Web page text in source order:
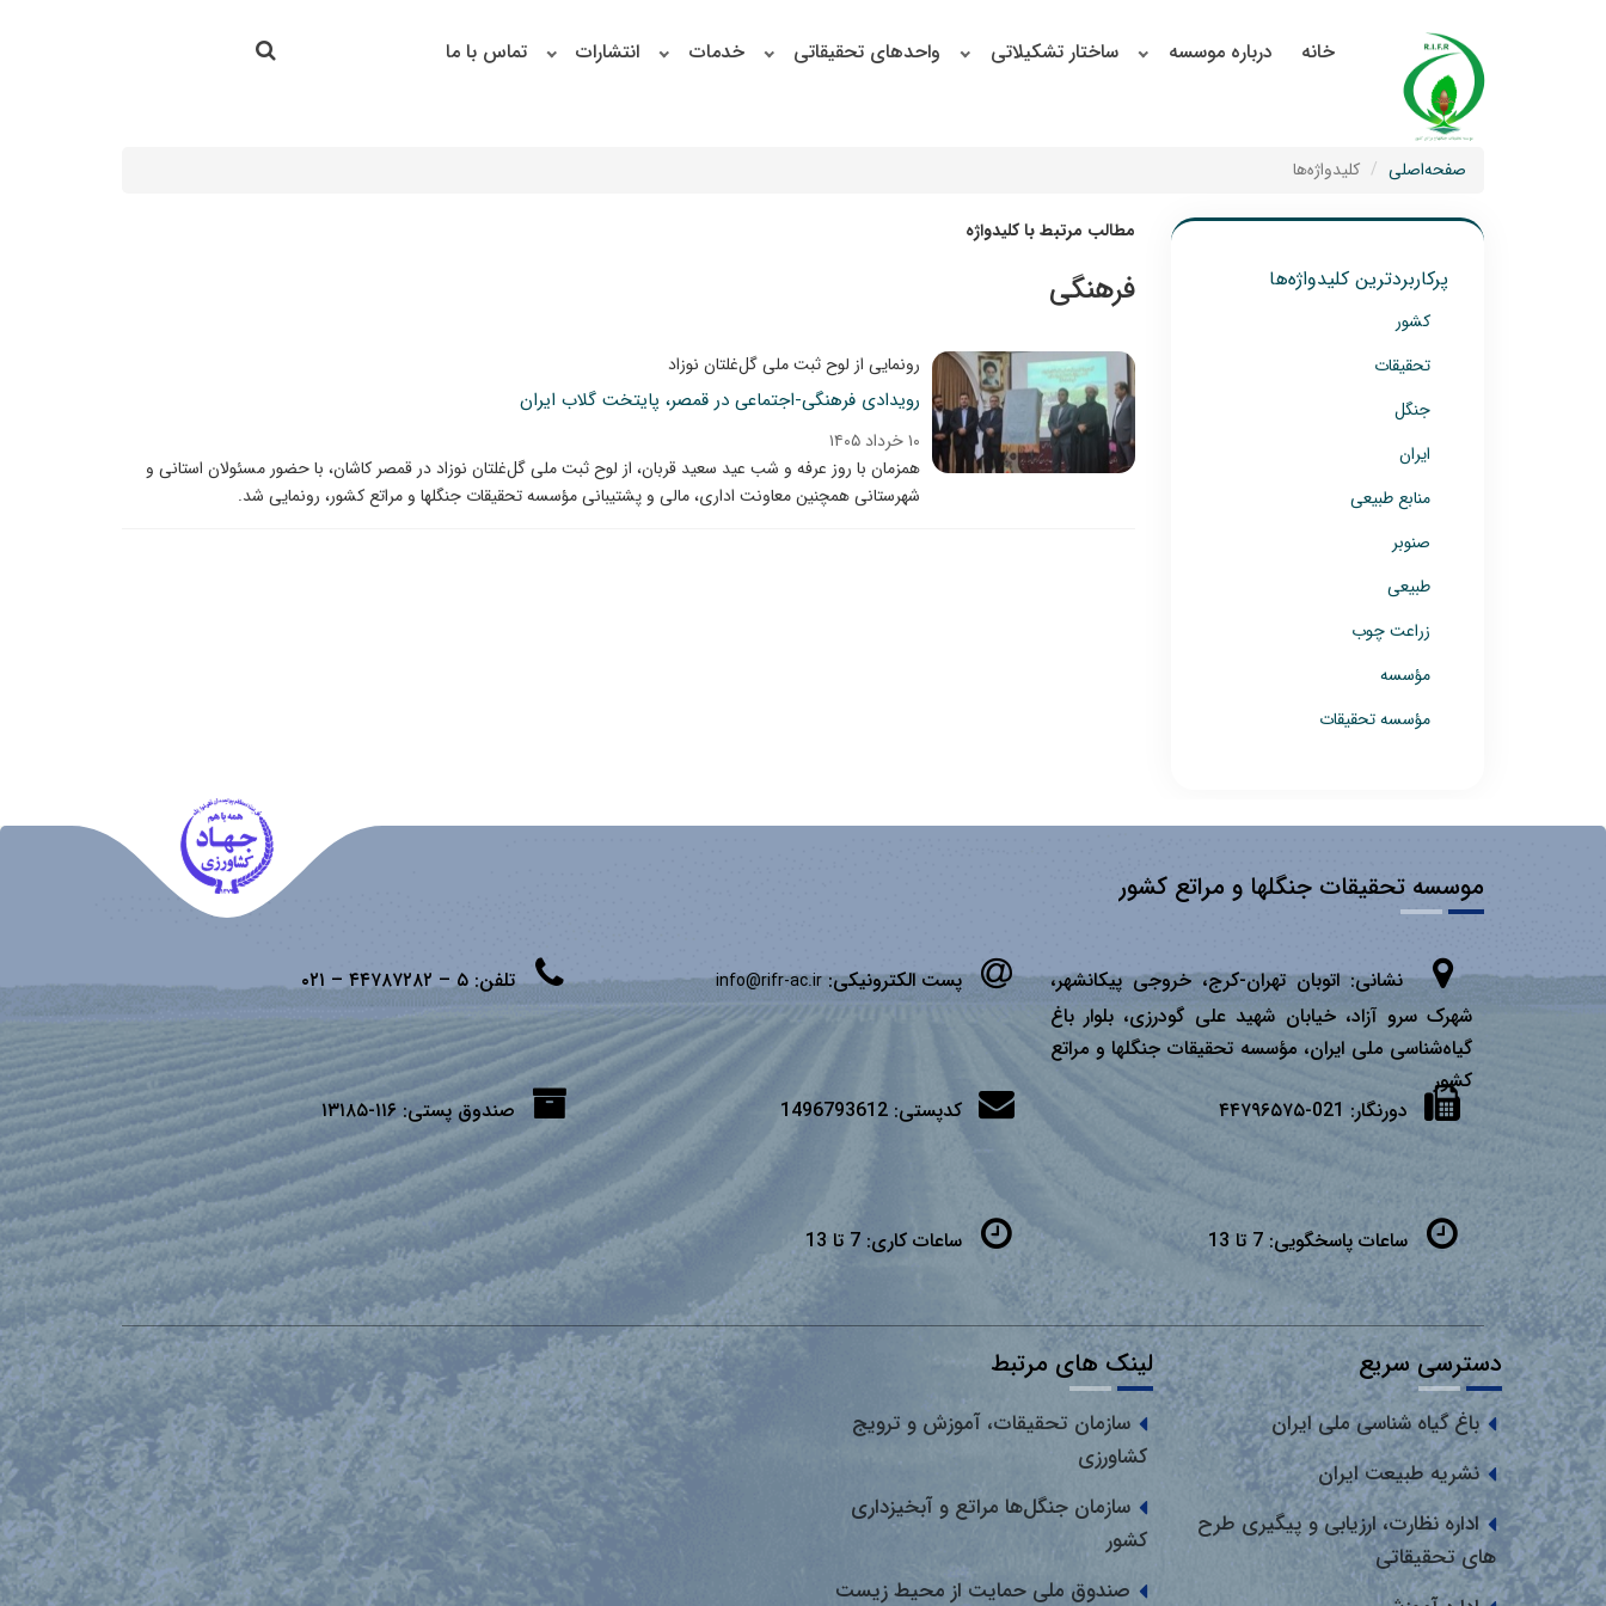
خانه درباره موسسه ساختار تشکیلاتی واحدهای تحقیقاتی خدمات انتشارات تماس با ما جستجو
صفحه‌اصلی کلیدواژه‌ها
مطالب مرتبط با کلیدواژه
فرهنگی
رونمایی از لوح ثبت ملی گل‌غلتان نوزاد
رویدادی فرهنگی-اجتماعی در قمصر، پایتخت گلاب ایران
۱۰ خرداد ۱۴۰۵
همزمان با روز عرفه و شب عید سعید قربان، از لوح ثبت ملی گل‌غلتان نوزاد در قمصر کاشان، با حضور مسئولان استانی و
شهرستانی همچنین معاونت اداری، مالی و پشتیبانی مؤسسه تحقیقات جنگلها و مراتع کشور، رونمایی شد.
پرکاربردترین کلیدواژه‌ها
کشور
تحقیقات
جنگل
ایران
منابع طبیعی
صنوبر
طبیعی
زراعت چوب
مؤسسه
مؤسسه تحقیقات
موسسه تحقیقات جنگلها و مراتع کشور
نشانی:اتوبان تهران­-كرج، خروجی پیكانشهر،
شهرک سرو آزاد، خیابان شهید علی گودرزی، بلوار باغ
گیاه‌شناسی ملی ایران، مؤسسه تحقیقات جنگلها و مراتع
كشور
پست الکترونیکی:info@rifr-ac.ir تلفن:۵ – ۴۴۷۸۷۲۸۲ – ۰۲۱
دورنگار: 021-۴۴۷۹۶۵۷۵ کدپستی:1496793612 صندوق پستی:۱۱۶-۱۳۱۸۵
ساعات پاسخگویی: 7 تا 13 ساعات کاری:7 تا 13
دسترسی سریع
باغ گیاه شناسی ملی ایران
نشریه طبیعت ایران
اداره نظارت، ارزیابی و پیگیری طرح
های تحقیقاتی
لینک های مرتبط
سازمان تحقیقات، آموزش و ترویج
کشاورزی
سازمان جنگل‌ها مراتع و آبخیزداری
کشور
صندوق ملی حمایت از محیط زیست